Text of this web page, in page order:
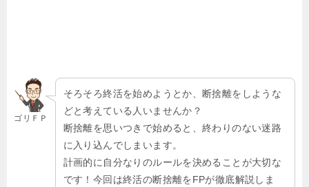
ゴリＦＰ
そろそろ終活を始めようとか、断捨離をしような
どと考えている人いませんか？
断捨離を思いつきで始めると、終わりのない迷路
に入り込んでしまいます。
計画的に自分なりのルールを決めることが大切な
です！今回は終活の断捨離をFPが徹底解説しま